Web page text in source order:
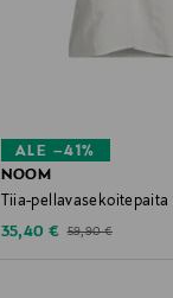
ALE –41%
NOOM
Tiia-pellavasekoitepaita
Discounted Price
35,40 € Original Price
59,90 €